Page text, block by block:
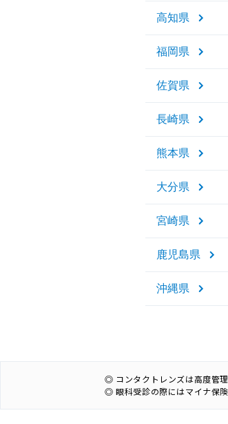
高知県
福岡県
佐賀県
長崎県
熊本県
大分県
宮崎県
鹿児島県
沖縄県
◎ コンタクトレンズは高度管
◎ 眼科受診の際にはマイナ保険